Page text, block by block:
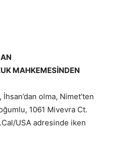
90 Esas
MAHKEMESİNDEN
olma, Nimet’ten
1061 Mivevra Ct.
USA adresinde iken